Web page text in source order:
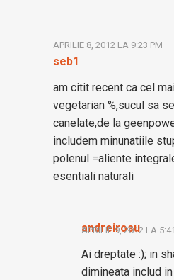
seb1
APRILIE 8, 2012 LA 9:23 PM
am citit recent ca cel
vegetarian %,sucul sa
canelate,de la
includem minunatiile
polenul =aliente
esentiali naturali
andreirosu
APRILIE 9, 2012 LA
Ai dreptate :); in
dimineata includ